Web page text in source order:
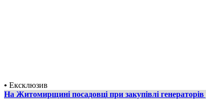
• Ексклюзив
На Житомирщині посадовці при закупівлі